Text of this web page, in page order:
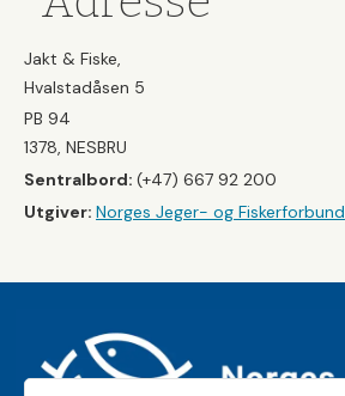
Jakt & Fiske,
Hvalstadåsen 5
PB 94
1378, NESBRU
Sentralbord: (+47) 667 92 200
Utgiver: Norges Jeger- og Fiskerforbund